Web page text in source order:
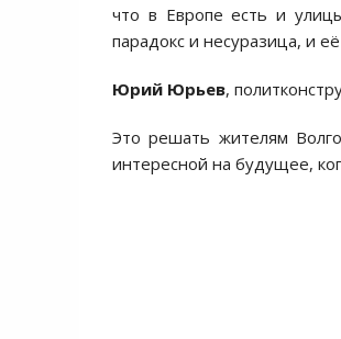
что в Европе есть и
парадокс и несуразица, и
Юрий Юрьев,
Это решать жителям
интересной на будущее,